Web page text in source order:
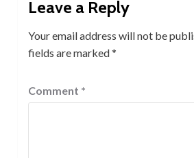
Leave a Reply
Your email address will not be
fields are marked*
Comment *